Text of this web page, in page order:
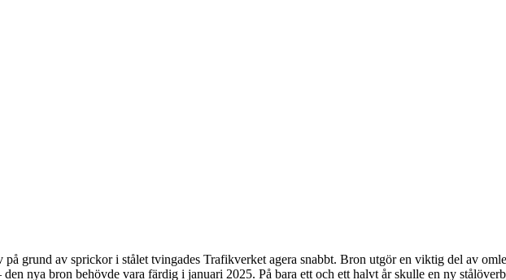
grund av sprickor i stålet tvingades Trafikverket agera snabbt. Bron utgör en viktig del av
nya bron behövde vara färdig i januari 2025. På bara ett och ett halvt år skulle en ny